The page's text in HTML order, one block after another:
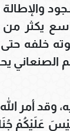
يكثر من
صوته
الصنعاني
وقد أمر
عَلَيْكُمْ